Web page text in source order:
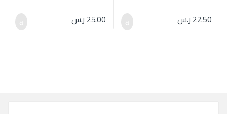
22.50 ر.س 25.00 ر.س